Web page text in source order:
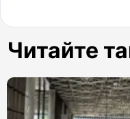
Читайте